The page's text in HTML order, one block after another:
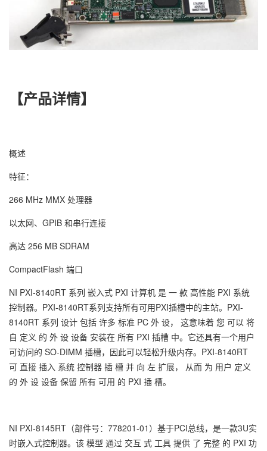
【产品详情】
概述
特征：
266 MHz MMX 处理器
以太网、GPIB 和串行连接
高达 256 MB SDRAM
CompactFlash 端口
NI PXI-8140RT 系列 嵌入式 PXI 计算机 是 一 款 高性能 PXI 系统
控制器。PXI-8140RT系列支持所有可用PXI插槽中的主站。PXI-
8140RT 系列 设计 包括 许多 标准 PC 外 设， 这意味着 您 可以 将
自 定义 的 外 设 设备 安装在 所有 PXI 插槽 中。它还具有一个用户
可访问的 SO-DIMM 插槽，因此可以轻松升级内存。PXI-8140RT
可 直接 插入 系统 控制器 插 槽 并 向 左 扩展， 从而 为 用户 定义
的 外 设 设备 保留 所有 可用 的 PXI 插 槽。
NI PXI-8145RT（部件号：778201-01）基于PCI总线，是一款3U实
时嵌入式控制器。该 模型 通过 交互 式 工具 提供 了 完整 的 PXI 功